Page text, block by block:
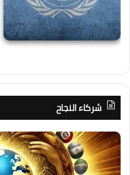
شركاء النجاح